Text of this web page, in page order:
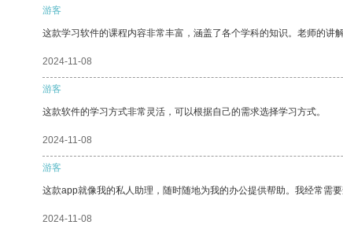
游客
这款学习软件的课程内容非常丰富，涵盖了各个学科的知识。老师的讲
2024-11-08
游客
这款软件的学习方式非常灵活，可以根据自己的需求选择学习方式。
2024-11-08
游客
这款app就像我的私人助理，随时随地为我的办公提供帮助。我经常需
2024-11-08